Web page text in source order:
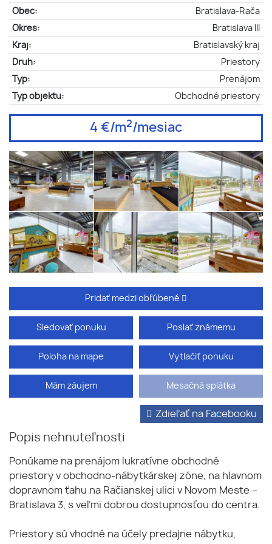
Obec:
Bratislava-Rača
Okres:
Bratislava III
Kraj:
Bratislavský kraj
Druh:
Priestory
Typ:
Prenájom
Typ objektu:
Obchodné priestory
4 €/m2/mesiac
Pridať medzi obľúbené
Sledovať ponuku Poslať známemu
Poloha na mape Vytlačiť ponuku
Mám záujem Mesačná splátka
Popis nehnuteľnosti
Zdieľať na Facebooku
Ponúkame na prenájom lukratívne obchodné
priestory v obchodno-nábytkárskej zóne, na hlavnom
dopravnom ťahu na Račianskej ulici v Novom Meste –
Bratislava 3, s veľmi dobrou dostupnosťou do centra.
Priestory sú vhodné na účely predajne nábytku,